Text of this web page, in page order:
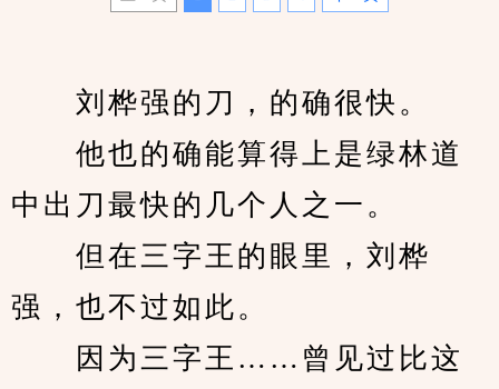
刘桦强的刀，的确很快。
他也的确能算得上是绿林道
中出刀最快的几个人之一。
但在三字王的眼里，刘桦
强，也不过如此。
因为三字王……曾见过比这